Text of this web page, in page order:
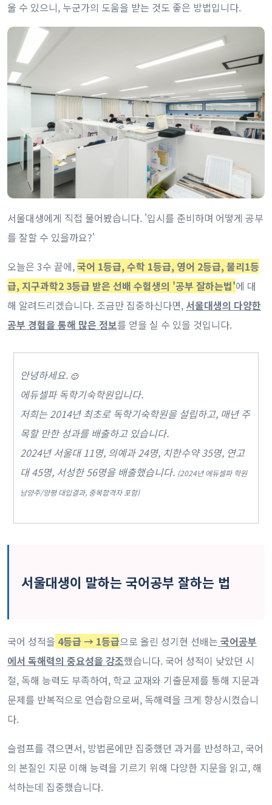
울 수 있으니, 누군가의 도움을 받는 것도 좋은 방법입니다.
서울대생에게 직접 물어봤습니다. '입시를 준비하며 어떻게 공부
를 잘할 수 있을까요?'
오늘은 3수 끝에,국어 1등급, 수학 1등급, 영어 2등급, 물리1등
급, 지구과학2 3등급 받은 선배 수험생의 '공부 잘하는법'에 대
해 알려드리겠습니다. 조금만 집중하신다면, 서울대생의 다양한
공부 경험을 통해 많은 정보를 얻을 실 수 있을 것입니다.
안녕하세요. 🙂
에듀셀파 독학기숙학원입니다.
저희는 2014년 최초로 독학기숙학원을 설립하고, 매년 주
목할 만한 성과를 배출하고 있습니다.
2024년 서울대 11명, 의예과 24명, 치한수약 35명, 연고
대 45명, 서성한 56명을 배출했습니다. (2024년 에듀셀파 학원
남양주/양평 대입결과, 중복합격자 포함)
서울대생이 말하는 국어공부 잘하는 법
국어 성적을 4등급 → 1등급으로 올린 성기현 선배는 국어공부
에서 독해력의 중요성을 강조했습니다. 국어 성적이 낮았던 시
절, 독해 능력도 부족하여, 학교 교재와 기출문제를 통해 지문과
문제를 반복적으로 연습함으로써, 독해력을 크게 향상시켰습니
다.
슬럼프를 겪으면서, 방법론에만 집중했던 과거를 반성하고, 국어
의 본질인 지문 이해 능력을 기르기 위해 다양한 지문을 읽고, 해
석하는데 집중했습니다.